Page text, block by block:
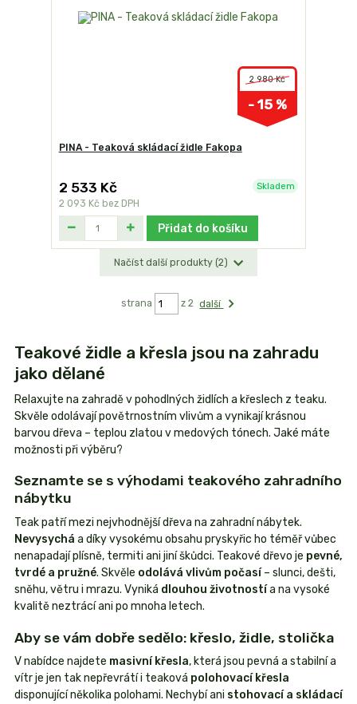
2 980 Kč
- 15 %
PINA - Teaková skládací židle Fakopa
2 533 Kč
2 093 Kč bez DPH
Skladem
Přidat do košíku
Načíst další produkty (2)
strana z 2 další
Teakové židle a křesla jsou na zahradu
jako dělané
Relaxujte na zahradě v pohodlných židlích a křeslech z teaku.
Skvěle odolávají povětrnostním vlivům a vynikají krásnou
barvou dřeva – teplou zlatou v medových tónech. Jaké máte
možnosti při výběru?
Seznamte se s výhodami teakového zahradního
nábytku
Teak patří mezi nejvhodnější dřeva na zahradní nábytek.
Nevysychá a díky vysokému obsahu pryskyřic ho téměř vůbec
nenapadají plísně, termiti ani jiní škůdci. Teakové dřevo je pevné,
tvrdé a pružné. Skvěle odolává vlivům počasí– slunci, dešti,
sněhu, větru i mrazu. Vyniká dlouhou životnostía na vysoké
kvalitě neztrácí ani po mnoha letech.
Aby se vám dobře sedělo: křeslo, židle, stolička
V nabídce najdete masivní křesla, která jsou pevná a stabilní a
vítr je jen tak nepřevrátí i teaková polohovací křesla
disponující několika polohami. Nechybí ani stohovací a skládací